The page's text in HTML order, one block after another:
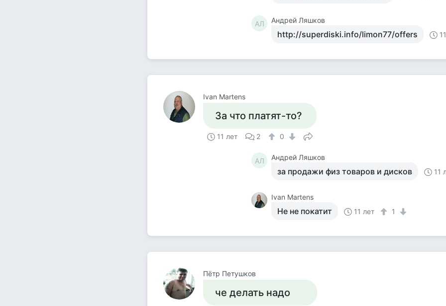
АЛ Андрей Ляшков
http://superdiski.info/limon77/offers
Ivan Martens
За что платят-то?
11 лет 2 0
АЛ Андрей Ляшков
за продажи физ товаров и дисков 11
Ivan Martens
Не не покатит 11 лет 1
Пётр Петушков
че делать надо